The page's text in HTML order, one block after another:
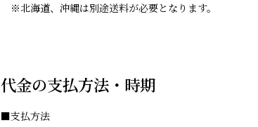
※北海道、沖縄は別途送料が必要となります。
代金の支払方法・時期
■支払方法